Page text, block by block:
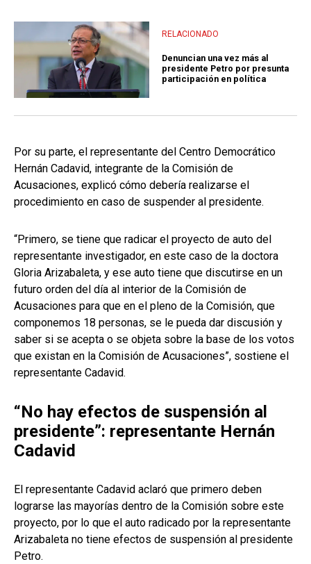
RELACIONADO
Denuncian una vez más al
presidente Petro por presunta
participación en política
Por su parte, el representante del Centro Democrático
Hernán Cadavid, integrante de la Comisión de
Acusaciones, explicó cómo debería realizarse el
procedimiento en caso de suspender al presidente.
“Primero, se tiene que radicar el proyecto de auto del
representante investigador, en este caso de la doctora
Gloria Arizabaleta, y ese auto tiene que discutirse en un
futuro orden del día al interior de la Comisión de
Acusaciones para que en el pleno de la Comisión, que
componemos 18 personas, se le pueda dar discusión y
saber si se acepta o se objeta sobre la base de los votos
que existan en la Comisión de Acusaciones”, sostiene el
representante Cadavid.
“No hay efectos de suspensión al
presidente”: representante Hernán
Cadavid
El representante Cadavid aclaró que primero deben
lograrse las mayorías dentro de la Comisión sobre este
proyecto, por lo que el auto radicado por la representante
Arizabaleta no tiene efectos de suspensión al presidente
Petro.